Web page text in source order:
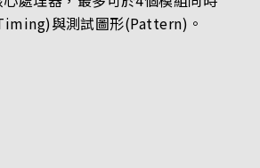
與測試圖形(Pattern)。